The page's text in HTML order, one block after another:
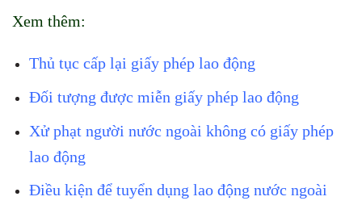
Xem thêm:
Thủ tục cấp lại giấy phép lao động
Đối tượng được miễn giấy phép lao động
Xử phạt người nước ngoài không có giấy phép
lao động
Điều kiện để tuyển dụng lao động nước ngoài